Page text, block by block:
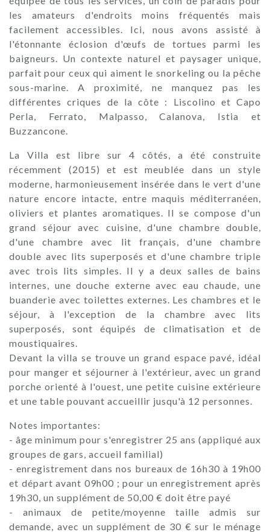
les amateurs d'endroits moins fréquentés mais
facilement accessibles. Ici, nous avons assisté à
l'étonnante éclosion d'œufs de tortues parmi les
baigneurs. Un contexte naturel et paysager unique,
parfait pour ceux qui aiment le snorkeling ou la pêche
sous-marine. A proximité, ne manquez pas les
différentes criques de la côte : Liscolino et Capo
Perla, Ferrato, Malpasso, Calanova, Istia et
Buzzancone.
La Villa est libre sur 4 côtés, a été construite
récemment (2015) et est meublée dans un style
moderne, harmonieusement insérée dans le vert d'une
nature encore intacte, entre maquis méditerranéen,
oliviers et plantes aromatiques. Il se compose d'un
grand séjour avec cuisine, d'une chambre double,
d'une chambre avec lit français, d'une chambre
double avec lits superposés et d'une chambre triple
avec trois lits simples. Il y a deux salles de bains
internes, une douche externe avec eau chaude, une
buanderie avec toilettes externes. Les chambres et le
séjour, à l'exception de la chambre avec lits
superposés, sont équipés de climatisation et de
moustiquaires.
Devant la villa se trouve un grand espace pavé, idéal
pour manger et séjourner à l'extérieur, avec un grand
porche orienté à l'ouest, une petite cuisine extérieure
et une table pouvant accueillir jusqu'à 12 personnes.
Notes importantes:
- âge minimum pour s'enregistrer 25 ans (appliqué aux
groupes de gars, accueil familial)
- enregistrement dans nos bureaux de 16h30 à 19h00
et départ avant 09h00 ; pour un enregistrement après
19h30, un supplément de 50,00 € doit être payé
- animaux de petite/moyenne taille admis sur
demande, avec un supplément de 30 € sur le ménage